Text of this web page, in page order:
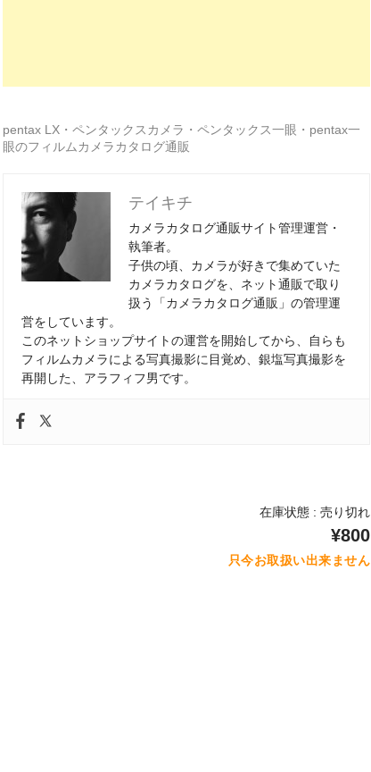
pentax LX・ペンタックスカメラ・ペンタックス一眼・pentax一
眼のフィルムカメラカタログ通販
テイキチ
カメラカタログ通販サイト管理運営・
執筆者。
子供の頃、カメラが好きで集めていた
カメラカタログを、ネット通販で取り
扱う「カメラカタログ通販」の管理運
営をしています。
このネットショップサイトの運営を開始してから、自らも
フィルムカメラによる写真撮影に目覚め、銀塩写真撮影を
再開した、アラフィフ男です。
在庫状態 : 売り切れ
¥800
只今お取扱い出来ません